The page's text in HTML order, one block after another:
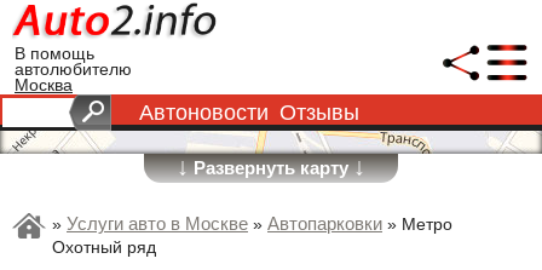
В помощь
автолюбителю
Москва
Автоновости Отзывы
↓Развернуть карту↓
» Услуги авто в Москве » Автопарковки » Метро
Охотный ряд